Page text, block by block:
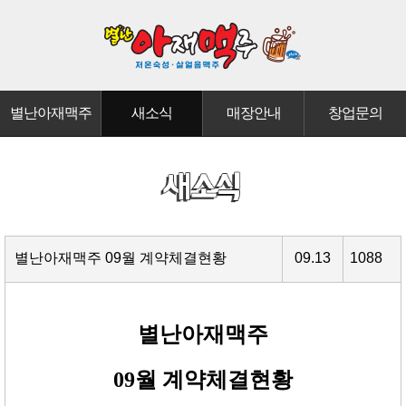
별난아재맥주 새소식 매장안내 창업문의
별난아재맥주 09월 계약체결현황 09.13 1088
별난아재맥주
09월 계약체결현황